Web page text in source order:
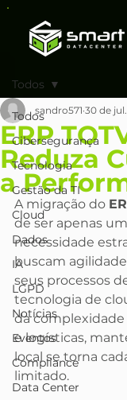
Todos
Cibersegurança
Tecnologia
Gestão da TI
Cloud
Dados
IA
LGPD
Notícias
Eventos
Compliance
Data Center
Todos
ERP
Reduza
a
sandro571 30 de
A migração do
de ser apenas
necessidade
buscam
seus processos
tecnologia de
da complexidade
e logísticas,
local se torna
limitado.